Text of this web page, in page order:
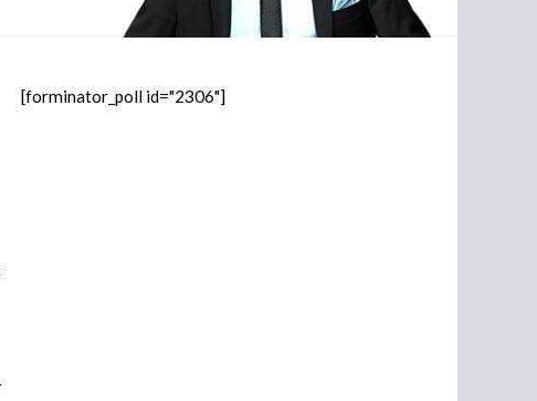
[forminator_poll id="2306"]